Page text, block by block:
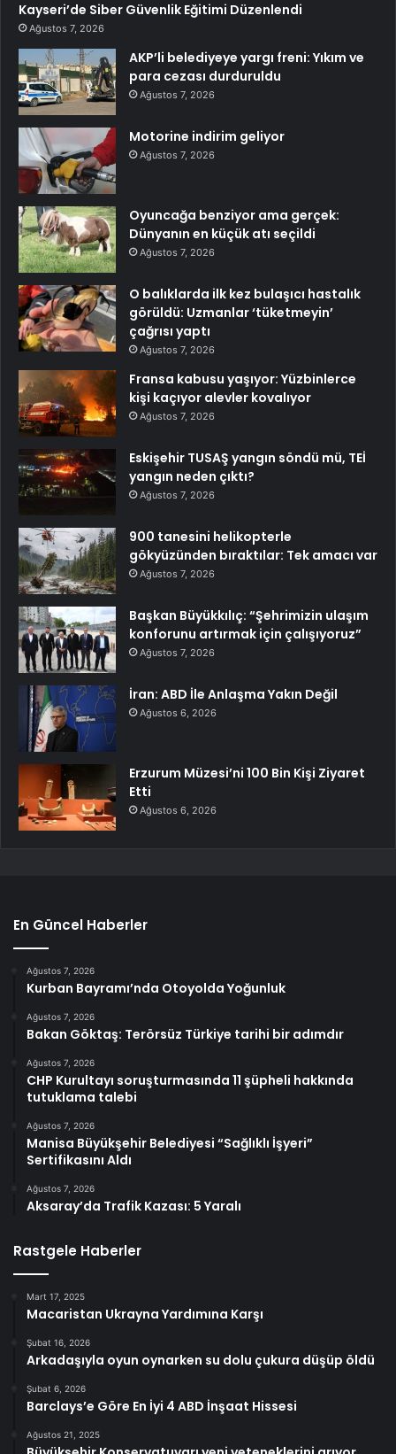
Kayseri’de Siber Güvenlik Eğitimi Düzenlendi
Ağustos 7, 2026
AKP’li belediyeye yargı freni: Yıkım ve
para cezası durduruldu
Ağustos 7, 2026
Motorine indirim geliyor
Ağustos 7, 2026
Oyuncağa benziyor ama gerçek:
Dünyanın en küçük atı seçildi
Ağustos 7, 2026
O balıklarda ilk kez bulaşıcı hastalık
görüldü: Uzmanlar ‘tüketmeyin’
çağrısı yaptı
Ağustos 7, 2026
Fransa kabusu yaşıyor: Yüzbinlerce
kişi kaçıyor alevler kovalıyor
Ağustos 7, 2026
Eskişehir TUSAŞ yangın söndü mü, TEİ
yangın neden çıktı?
Ağustos 7, 2026
900 tanesini helikopterle
gökyüzünden bıraktılar: Tek amacı var
Ağustos 7, 2026
Başkan Büyükkılıç: “Şehrimizin ulaşım
konforunu artırmak için çalışıyoruz”
Ağustos 7, 2026
İran: ABD İle Anlaşma Yakın Değil
Ağustos 6, 2026
Erzurum Müzesi’ni 100 Bin Kişi Ziyaret
Etti
Ağustos 6, 2026
En Güncel Haberler
Ağustos 7, 2026
Kurban Bayramı’nda Otoyolda Yoğunluk
Ağustos 7, 2026
Bakan Göktaş: Terörsüz Türkiye tarihi bir adımdır
Ağustos 7, 2026
CHP Kurultayı soruşturmasında 11 şüpheli hakkında
tutuklama talebi
Ağustos 7, 2026
Manisa Büyükşehir Belediyesi “Sağlıklı İşyeri”
Sertifikasını Aldı
Ağustos 7, 2026
Aksaray’da Trafik Kazası: 5 Yaralı
Rastgele Haberler
Mart 17, 2025
Macaristan Ukrayna Yardımına Karşı
Şubat 16, 2026
Arkadaşıyla oyun oynarken su dolu çukura düşüp öldü
Şubat 6, 2026
Barclays’e Göre En İyi 4 ABD İnşaat Hissesi
Ağustos 21, 2025